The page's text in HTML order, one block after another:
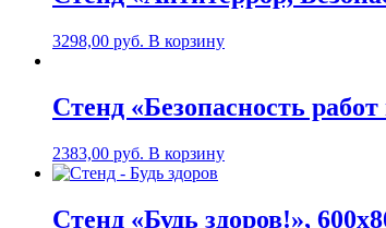
3298,00 руб. В корзину
Стенд «Безопасность
2383,00 руб. В корзину
Стенд «Будь здоров!»,